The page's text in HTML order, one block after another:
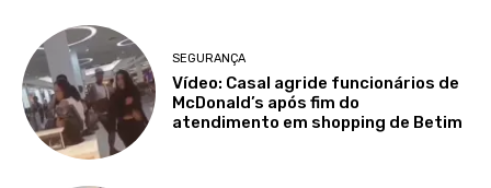
SEGURANÇA
Vídeo: Casal agride funcionários de
McDonald’s após fim do
atendimento em shopping de Betim